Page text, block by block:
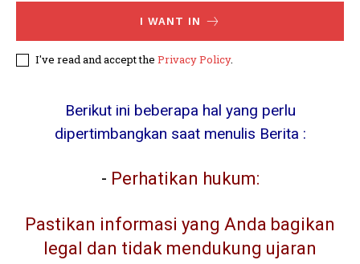
I WANT IN
I've read and accept the Privacy Policy.
Berikut ini beberapa hal yang perlu
dipertimbangkan saat menulis Berita :
- Perhatikan hukum:
Pastikan informasi yang Anda bagikan
legal dan tidak mendukung ujaran